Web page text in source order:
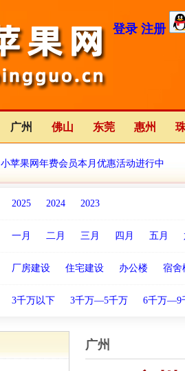
登录 注册
广州 佛山 东莞 惠州
小苹果网年费会员本月优惠活动进行中
小苹果网全新改版中
2025 2024 2023
一月 二月 三月 四月 五月
厂房建设 住宅建设 办公楼 宿舍
3千万以下 3千万—5千万 6千万—9
广州